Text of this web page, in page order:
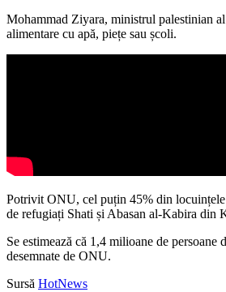
Mohammad Ziyara, ministrul palestinian
alimentare cu apă, piețe sau școli.
Potrivit ONU, cel puțin 45% din locuințele
de refugiați Shati și Abasan al-Kabira din
Se estimează că 1,4 milioane de
desemnate de ONU.
Sursă HotNews